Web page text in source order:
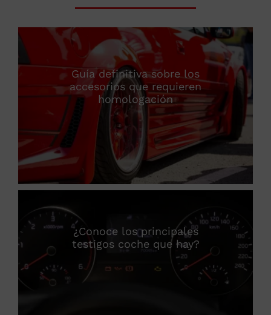
Guía definitiva sobre los
accesorios que requieren
homologación
¿Conoce los principales
testigos coche que hay?